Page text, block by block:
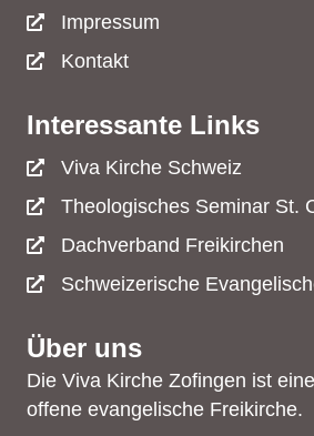
Impressum
Kontakt
Interessante Links
Viva Kirche Schweiz
Theologisches Seminar St.
Dachverband Freikirchen
Schweizerische
Über uns
Die Viva Kirche Zofingen ist
offene evangelische Freikirche.